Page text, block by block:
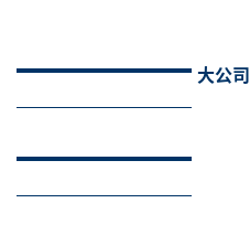
拆
操
大公司